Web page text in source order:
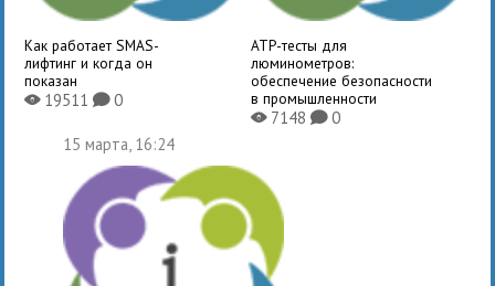
Как работает SMAS-
лифтинг и когда он
показан
X19511K0
ATP-тесты для
люминометров:
обеспечение безопасности
в промышленности
X7148 K0
15 марта, 16:24